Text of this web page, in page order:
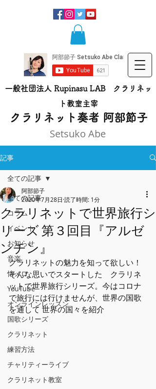
Setsuko Abe
一般社団法人 Rupinasu LAB クラリネッ
ト​教室主宰
​クラリネット奏者 阿部節子
記事
全ての記事
コラム
イベント
お知らせ
音楽
懐メロ
YouTube
オンラインレッスン
国歌シリーズ
クラリネット
練習方法
チャリティーライブ
クラリネット教室
全ての記事
クラリネットで世界旅行シ
リーズ 第３回目『アルゼ
ンチン』
阿部節子
2020年7月28日 読了時間: 1分
クラリネットの魅力を知って欲しい！
そんな思いでスタートした　クラリネ
ットで世界旅行シリーズ。今はコロナ
で旅行には行けませんが、世界の国歌
を通して 世界の国々を紹介